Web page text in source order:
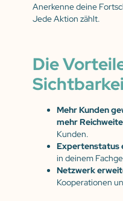
Anerkenne deine
Jede Aktion zählt.
Die
Mehr Kunden
mehr Reichweite
Kunden.
Expertenstatus
in deinem
Netzwerk
Kooperationen